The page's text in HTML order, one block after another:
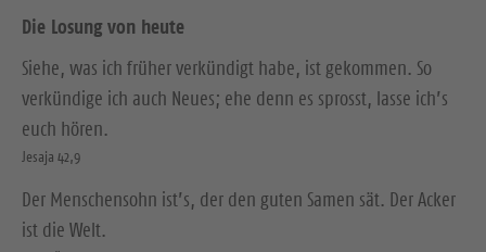
Die Losung von heute
Siehe, was ich früher verkündigt habe, ist gekommen. So
verkündige ich auch Neues; ehe denn es sprosst, lasse ich’s
euch hören.
Jesaja 42,9
Der Menschensohn ist’s, der den guten Samen sät. Der Acker
ist die Welt.